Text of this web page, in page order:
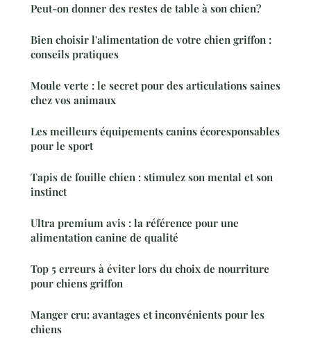
Peut-on donner des restes de table à son chien?
Bien choisir l'alimentation de votre chien griffon :
conseils pratiques
Moule verte : le secret pour des articulations saines
chez vos animaux
Les meilleurs équipements canins écoresponsables
pour le sport
Tapis de fouille chien : stimulez son mental et son
instinct
Ultra premium avis : la référence pour une
alimentation canine de qualité
Top 5 erreurs à éviter lors du choix de nourriture
pour chiens griffon
Manger cru: avantages et inconvénients pour les
chiens